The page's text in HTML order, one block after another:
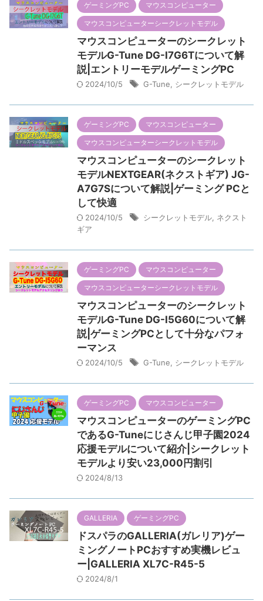
ゲーミングPC マウスコンピューター
マウスコンピューターシークレットモデル
マウスコンピューターのシークレット
モデルG-Tune DG-I7G6Tについて解
説|エントリーモデルゲーミングPC
2024/10/5 G-Tune シークレットモデル
ゲーミングPC マウスコンピューター
マウスコンピューターシークレットモデル
マウスコンピューターのシークレット
モデルNEXTGEAR(ネクストギア) JG-
A7G7Sについて解説|ゲーミング PCと
して快適
2024/10/5 シークレットモデル ネクスト
ギア
ゲーミングPC マウスコンピューター
マウスコンピューターシークレットモデル
マウスコンピューターのシークレット
モデルG-Tune DG-I5G60について解
説|ゲーミングPCとして十分なパフォ
ーマンス
2024/10/5 G-Tune シークレットモデル
ゲーミングPC マウスコンピューター
マウスコンピューターのゲーミングPC
であるG-Tuneにじさんじ甲子園2024
応援モデルについて紹介|シークレット
モデルより安い23,000円割引
2024/8/13
GALLERIA ゲーミングPC
ドスパラのGALLERIA(ガレリア)ゲー
ミングノートPCおすすめ実機レビュ
ー|GALLERIA XL7C-R45-5
2024/8/1